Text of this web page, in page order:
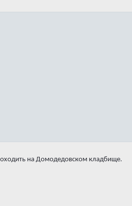
на Домодедовском кладбище.